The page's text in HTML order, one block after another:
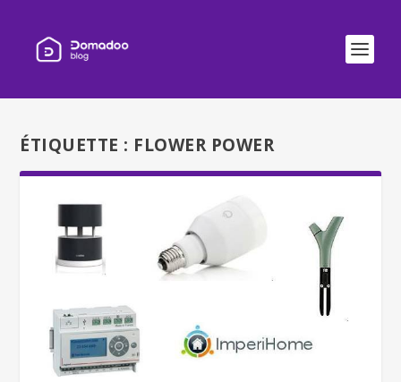
ÉTIQUETTE : FLOWER POWER